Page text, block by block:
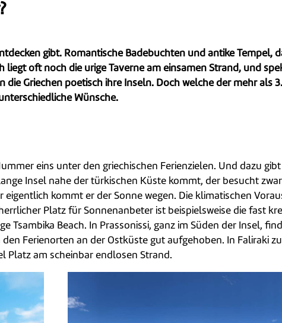
gibt. Romantische Badebuchten und antike Tempel,
oft noch die urige Taverne am einsamen Strand, und
Griechen poetisch ihre Inseln. Doch welche der mehr als
Wünsche.
eins unter den griechischen Ferienzielen. Und dazu
Insel nahe der türkischen Küste kommt, der besucht
kommt er der Sonne wegen. Die klimatischen
Platz für Sonnenanbeter ist beispielsweise die fast
Tsambika Beach. In Prassonissi, ganz im Süden der Insel,
Ferienorten an der Ostküste gut aufgehoben. In Faliraki
Platz am scheinbar endlosen Strand.